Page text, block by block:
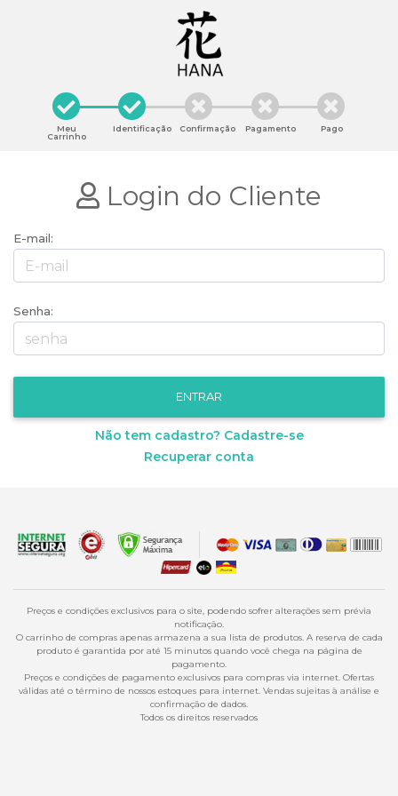
Meu
Carrinho
Identificação Confirmação Pagamento Pago
Login do Cliente
E-mail:
Senha:
Não tem cadastro? Cadastre-se
Preços e condições exclusivos para o site, podendo sofrer alterações sem prévia
notificação.
O carrinho de compras apenas armazena a sua lista de produtos. A reserva de cada
produto é garantida por até 15 minutos quando você chega na página de
pagamento.
Preços e condições de pagamento exclusivos para compras via internet. Ofertas
válidas até o término de nossos estoques para internet. Vendas sujeitas à análise e
confirmação de dados.
Todos os direitos reservados